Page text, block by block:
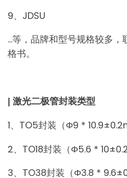
9、JDSU
…等，品牌和型号规格较多
格书。
| 激光二极管封装类型
1、TO5封装（Φ9 *
2、TO18封装（Φ5.6 *
3、TO38封装（Φ3.8 *